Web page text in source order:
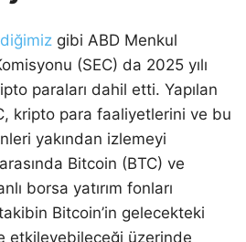
gibi ABD Menkul
(SEC) da 2025 yılı
paraları dahil etti. Yapılan
kripto para faaliyetlerini ve bu
yakından izlemeyi
Bitcoin (BTC) ve
borsa yatırım fonları
takibin Bitcoin’in gelecekteki
etkileyebileceği üzerinde